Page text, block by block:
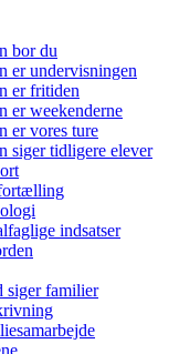
bor du
er undervisningen
er fritiden
er weekenderne
er vores ture
siger tidligere elever
indsatser
siger familier